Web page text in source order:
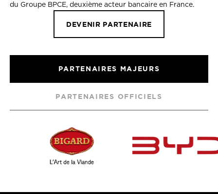
du Groupe BPCE, deuxième acteur bancaire en France.
DEVENIR PARTENAIRE
PARTENAIRES MAJEURS
PARTENAIRES OFFICIELS